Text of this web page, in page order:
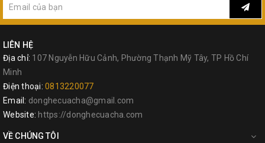
LIÊN HỆ
Địa chỉ: 107 Nguyễn Hữu Cảnh, Phường Thạnh Mỹ Tây, TP Hồ Chí
Minh
Điện thoại: 0813220077
Email: donghecuacha@gmail.com
Website: https://donghecuacha.com
VỀ CHÚNG TÔI